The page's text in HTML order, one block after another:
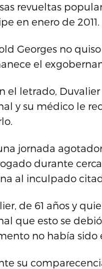
revueltas
en enero de 2011.
Georges no
el
el letrado,
y su médico le
jornada
durante
al inculpado
de 61 años y
que esto se
no había sido
su